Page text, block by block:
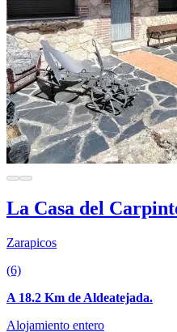
La Casa del
Zarapicos
(6)
A 18.2 Km de Aldeatejada.
Alojamiento entero